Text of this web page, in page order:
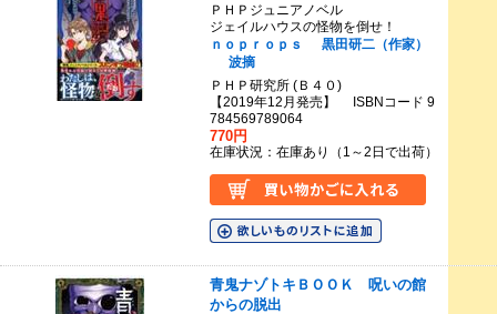
ＰＨＰジュニアノベル
ジェイルハウスの怪物を倒せ！
ｎｏｐｒｏｐｓ
黒田研二（作家）
波摘
ＰＨＰ研究所 (Ｂ４０)
【2019年12月発売】 ISBNコード 9
784569789064
770円
在庫状況：在庫あり（1～2日で出荷）
青鬼ナゾトキＢＯＯＫ 呪いの館
からの脱出